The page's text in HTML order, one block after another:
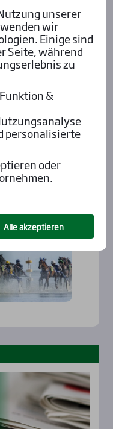
unserer
wir
Einige sind
Seite, während
zu
&
personalisierte
oder
Alle akzeptieren